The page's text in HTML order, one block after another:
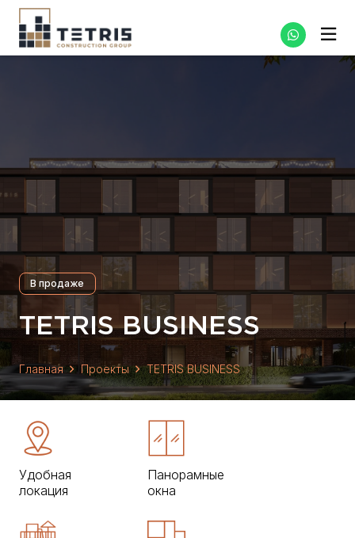
В продаже
TETRIS BUSINESS
Главная Проекты TETRIS BUSINESS
Удобная
локация
Панорамные
окна